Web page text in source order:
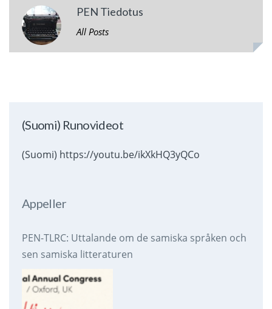
PEN Tiedotus
All Posts
(Suomi) Runovideot
(Suomi) https://youtu.be/ikXkHQ3yQCo
Appeller
PEN-TLRC: Uttalande om de samiska språken och
sen samiska litteraturen